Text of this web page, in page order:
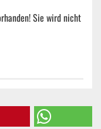
Sie wird nicht